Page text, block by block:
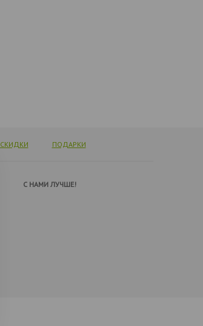
СКИДКИ ПОДАРКИ
C НАМИ ЛУЧШЕ!